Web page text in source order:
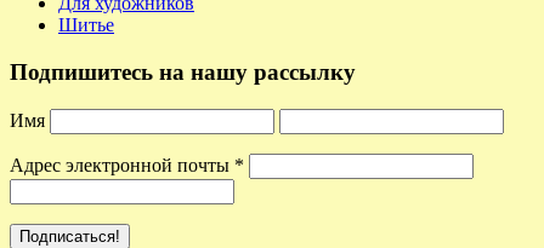
Шитье
Подпишитесь на нашу рассылку
Имя
Адрес электронной почты *